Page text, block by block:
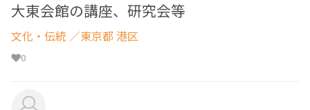
大東会館の講座、研究会等
文化・伝統 ／東京都 港区
0